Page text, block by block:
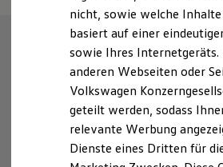
Garantie und
Nachhaltigkeit
Technologie
Kosten und Kauf
Verbrauchskosten
Kaufoptionen
E-Auto-Förderung
Software und Konnektivität
Die ID. Software 6
ID. Software
Digitale Extras
Schnittstellen zu
nicht, sowie welche
basiert auf einer
sowie Ihres
anderen Webseiten oder
Volkswagen
geteilt werden, sodass
relevante Werbung
Dienste eines Dritten für